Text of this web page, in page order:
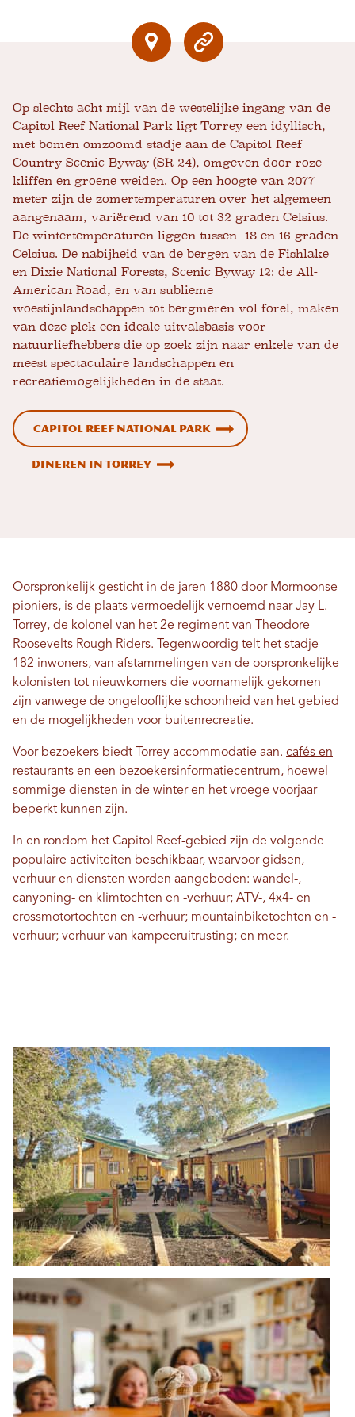
Op slechts acht mijl van de westelijke ingang van de
Capitol Reef National Park ligt Torrey een idyllisch,
met bomen omzoomd stadje aan de Capitol Reef
Country Scenic Byway (SR 24), omgeven door roze
kliffen en groene weiden. Op een hoogte van 2077
meter zijn de zomertemperaturen over het algemeen
aangenaam, variërend van 10 tot 32 graden Celsius.
De wintertemperaturen liggen tussen -18 en 16 graden
Celsius. De nabijheid van de bergen van de Fishlake
en Dixie National Forests, Scenic Byway 12: de All-
American Road, en van sublieme
woestijnlandschappen tot bergmeren vol forel, maken
van deze plek een ideale uitvalsbasis voor
natuurliefhebbers die op zoek zijn naar enkele van de
meest spectaculaire landschappen en
recreatiemogelijkheden in de staat.
Capitol Reef National Park
Dineren in Torrey
Oorspronkelijk gesticht in de jaren 1880 door Mormoonse
pioniers, is de plaats vermoedelijk vernoemd naar Jay L.
Torrey, de kolonel van het 2e regiment van Theodore
Roosevelts Rough Riders. Tegenwoordig telt het stadje
182 inwoners, van afstammelingen van de oorspronkelijke
kolonisten tot nieuwkomers die voornamelijk gekomen
zijn vanwege de ongelooflijke schoonheid van het gebied
en de mogelijkheden voor buitenrecreatie.
Voor bezoekers biedt Torrey accommodatie aan. cafés en
restaurants en een bezoekersinformatiecentrum, hoewel
sommige diensten in de winter en het vroege voorjaar
beperkt kunnen zijn.
In en rondom het Capitol Reef-gebied zijn de volgende
populaire activiteiten beschikbaar, waarvoor gidsen,
verhuur en diensten worden aangeboden: wandel-,
canyoning- en klimtochten en -verhuur; ATV-, 4x4- en
crossmotortochten en -verhuur; mountainbiketochten en -
verhuur; verhuur van kampeeruitrusting; en meer.